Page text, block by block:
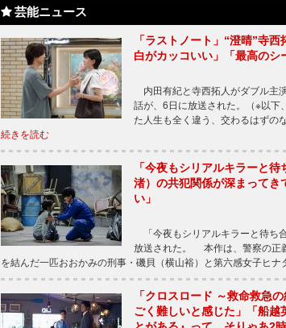
芸能ニュース
「ラストノート」“澄晴”寺
白がカッコいい」「最高のシ
内田有紀と寺西拓人がダブル主
話が、6日に放送された。（※以
た人生も全く違う、交わるはずの
続きを読む
「今夜もシリアルキラーと
渚）の共犯関係が深まってき
い」
「今夜もシリアルキラーと待ち
放送された。 本作は、警察の正
を結んだ一匹おおかみの刑事・磯貝（横山裕）と第六感女子ヒ
「クロスロード ～救命救急
ごく難しいと感じた」「船越